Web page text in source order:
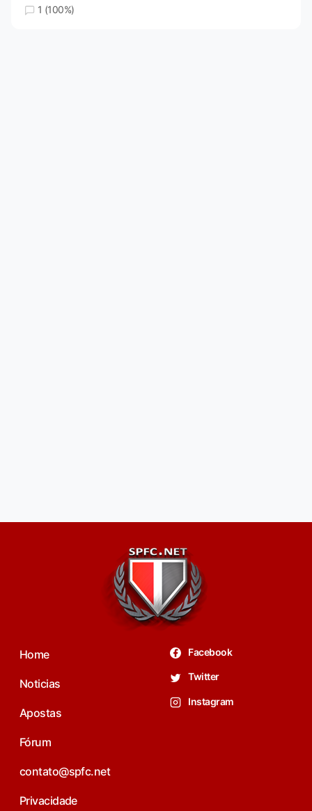
1 (100%)
Home
Noticias
Apostas
Fórum
contato@spfc.net
Privacidade
Facebook
Twitter
Instagram